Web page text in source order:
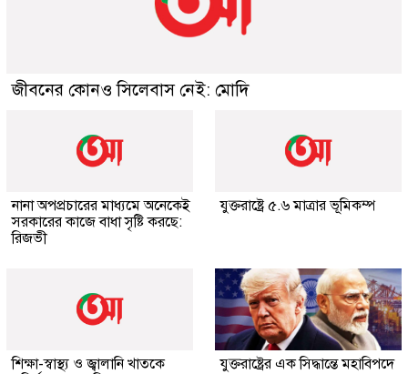
জীবনের কোনও সিলেবাস নেই: মোদি
নানা অপপ্রচারের মাধ্যমে অনেকেই
সরকারের কাজে বাধা সৃষ্টি করছে:
রিজভী
যুক্তরাষ্ট্রে ৫.৬ মাত্রার ভূমিকম্প
শিক্ষা-স্বাস্থ্য ও জ্বালানি খাতকে
যুক্তরাষ্ট্রের এক সিদ্ধান্তে মহাবিপদে